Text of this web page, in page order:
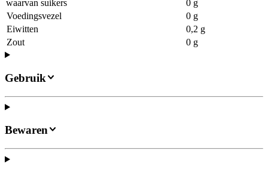
waarvan suikers
0 g
Voedingsvezel
0 g
Eiwitten
0,2 g
Zout
0 g
Gebruik
Bewaren